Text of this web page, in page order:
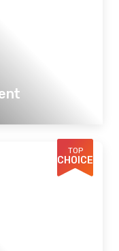
TOP
CHOICE